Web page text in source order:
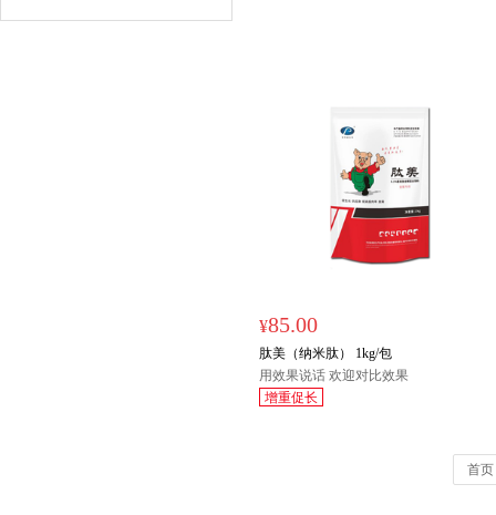
¥85.00
肽美（纳米肽） 1kg/包
用效果说话 欢迎对比效果
增重促长
首页